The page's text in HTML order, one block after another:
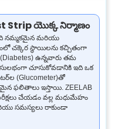
Strip యొక్క నిర్మాణం
నమ్మకమైన మరియు
చక్కెర స్థాయిలను కచ్చితంగా
ఉన్నవారు తమ
సులభంగా చూసుకోవడానికి ఇది ఒక
(Glucometer)‌తో
ఫలితాలు ఇస్తాయి. ZEELAB
చేయడం వల్ల మధుమేహం
సమస్యలు రాకుండా